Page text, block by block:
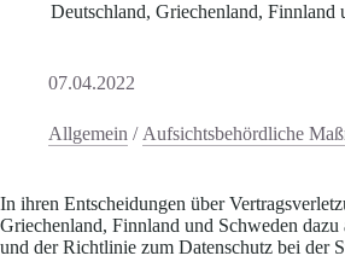
Deutschland, Griechenland, Finnland
07.04.2022
Allgemein / Aufsichtsbehördliche
In ihren Entscheidungen über
Griechenland, Finnland und Schweden
und der Richtlinie zum Datenschutz bei der